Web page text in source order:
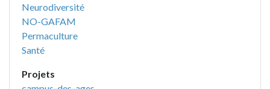
Neurodiversité
NO-GAFAM
Permaculture
Santé
Projets